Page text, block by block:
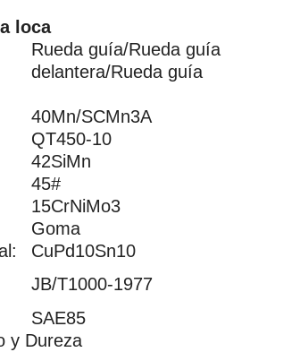
loca
Rueda guía/Rueda guía
delantera/Rueda guía
40Mn/SCMn3A
QT450-10
42SiMn
45#
15CrNiMo3
Goma
CuPd10Sn10
JB/T1000-1977
SAE85
y Dureza